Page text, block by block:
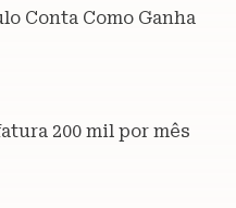
Conta Como Ganha
200 mil por mês